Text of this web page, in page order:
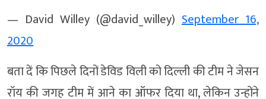
— David Willey (@david_willey) September 16,
2020
बता दें कि पिछले दिनों डेविड विली को दिल्ली की टीम ने जेसन
रॉय की जगह टीम में आने का ऑफर दिया था, लेकिन उन्होंने